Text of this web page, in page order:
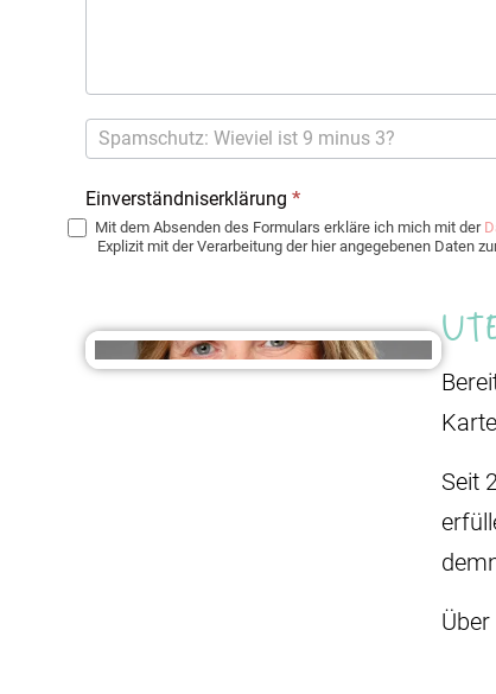
Einverständniserklärung *
Mit dem Absenden des Formulars erkläre ich mich mit der
Explizit mit der Verarbeitung der hier angegebenen Daten
Seit